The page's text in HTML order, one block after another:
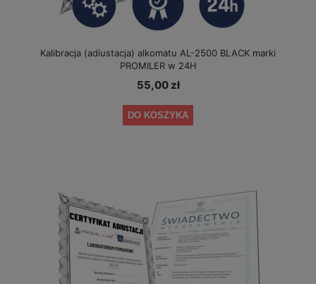
Kalibracja (adiustacja) alkomatu AL-2500 BLACK marki
PROMILER w 24H
55,00 zł
DO KOSZYKA